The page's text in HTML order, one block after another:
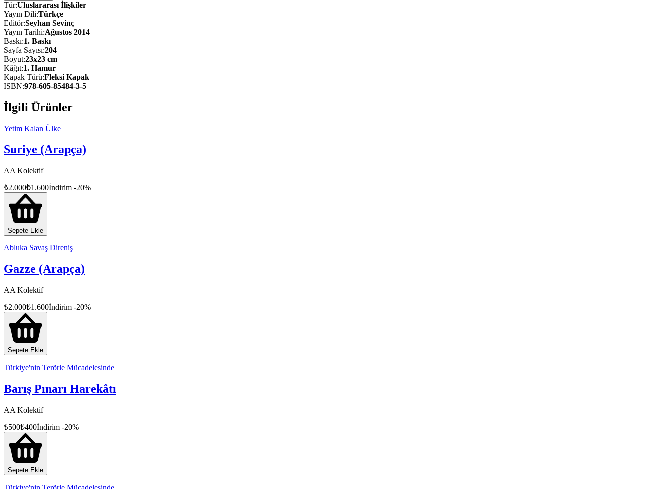
Tür:Uluslararası İlişkiler
Yayın Dili:Türkçe
Editör:Seyhan Sevinç
Yayın Tarihi:Ağustos 2014
Baskı:1. Baskı
Sayfa Sayısı:204
Boyut:23x23 cm
Kâğıt:1. Hamur
Kapak Türü:Fleksi Kapak
ISBN:978-605-85484-3-5
İlgili Ürünler
Yetim Kalan Ülke
Suriye (Arapça)
AA Kolektif
₺2.000₺1.600İndirim -20%
Sepete Ekle
Abluka Savaş Direniş
Gazze (Arapça)
AA Kolektif
₺2.000₺1.600İndirim -20%
Sepete Ekle
Türkiye'nin Terörle Mücadelesinde
Barış Pınarı Harekâtı
AA Kolektif
₺500₺400İndirim -20%
Sepete Ekle